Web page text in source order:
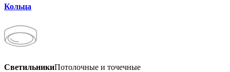
Кольца
СветильникиПотолочные и точечные